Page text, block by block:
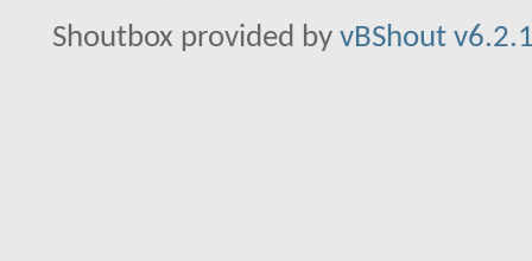
Shoutbox provided by vBShout